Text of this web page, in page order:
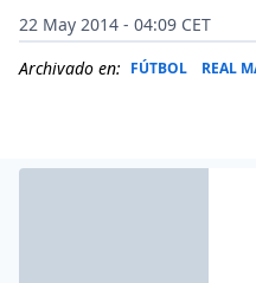
22 May 2014 - 04:09 CET
Archivado en: FÚTBOL REAL